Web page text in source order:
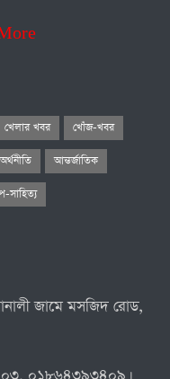
খেলার খবর খোঁজ-খবর
অর্থনীতি আন্তর্জাতিক
সাহিত্য
জামে মসজিদ রোড,